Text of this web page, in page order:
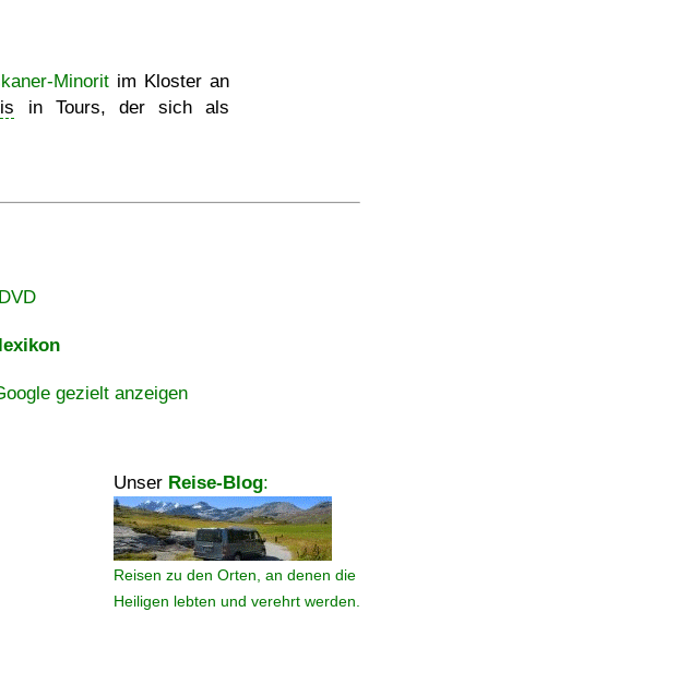
Minorit im Kloster an
in Tours, der sich als
gezielt anzeigen
Unser Reise-Blog:
Reisen zu den Orten, an denen die
Heiligen lebten und verehrt werden.